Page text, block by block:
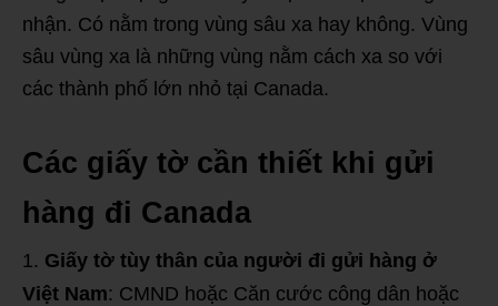
nhận. Có nằm trong vùng sâu xa hay không. Vùng
sâu vùng xa là những vùng nằm cách xa so với
các thành phố lớn nhỏ tại Canada.
Các giấy tờ cần thiết khi gửi
hàng đi Canada
Giấy tờ tùy thân của người đi gửi hàng ở
Việt Nam: CMND hoặc Căn cước công dân hoặc